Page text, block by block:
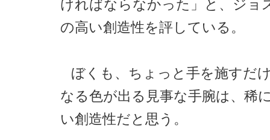
ければならなかった」と、ジョ
の高い創造性を評している。
ぼくも、ちょっと手を施すだ
なる色が出る見事な手腕は、稀
い創造性だと思う。